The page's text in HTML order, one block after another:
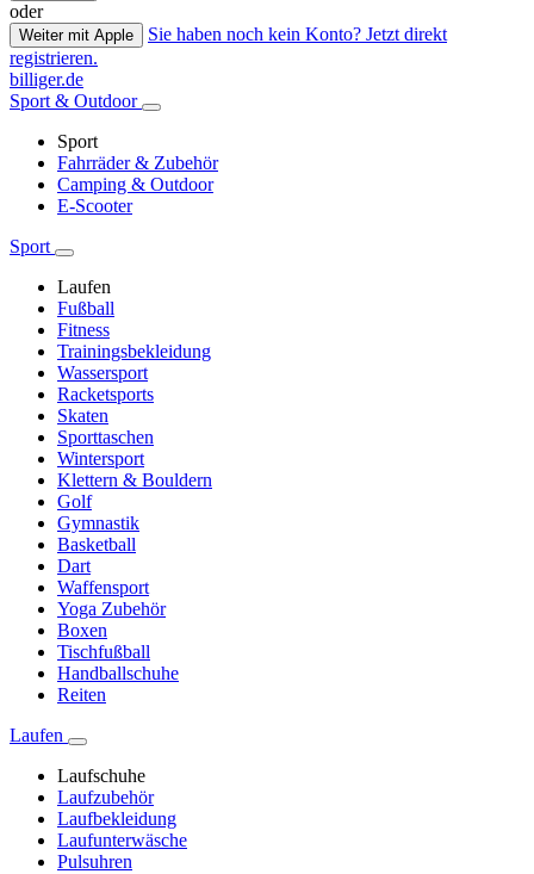
oder
Weiter mit Apple
Sie haben noch kein Konto? Jetzt direkt
registrieren.
billiger.de
Sport & Outdoor
Sport
Fahrräder & Zubehör
Camping & Outdoor
E-Scooter
Sport
Laufen
Fußball
Fitness
Trainingsbekleidung
Wassersport
Racketsports
Skaten
Sporttaschen
Wintersport
Klettern & Bouldern
Golf
Gymnastik
Basketball
Dart
Waffensport
Yoga Zubehör
Boxen
Tischfußball
Handballschuhe
Reiten
Laufen
Laufschuhe
Laufzubehör
Laufbekleidung
Laufunterwäsche
Pulsuhren